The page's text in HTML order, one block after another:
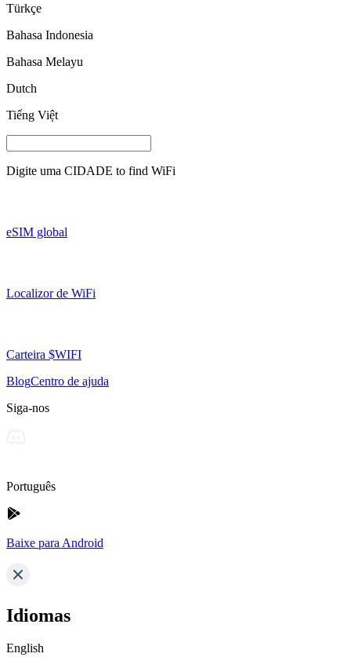
Türkçe
Bahasa Indonesia
Bahasa Melayu
Dutch
Tiếng Việt
Digite uma CIDADE to find WiFi
eSIM global
Localizor de WiFi
Carteira $WIFI
BlogCentro de ajuda
Siga-nos
Português
Baixe para Android
Idiomas
English